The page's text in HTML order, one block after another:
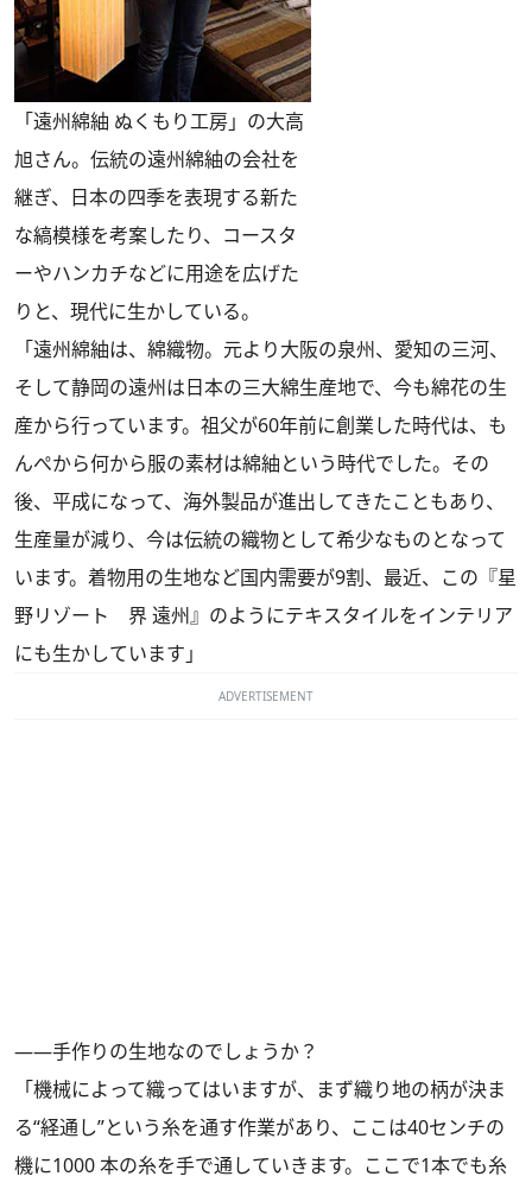
「遠州綿紬 ぬくもり工房」の大高
旭さん。伝統の遠州綿紬の会社を
継ぎ、日本の四季を表現する新た
な縞模様を考案したり、コースタ
ーやハンカチなどに用途を広げた
りと、現代に生かしている。
「遠州綿紬は、綿織物。元より大阪の泉州、愛知の三河、
そして静岡の遠州は日本の三大綿生産地で、今も綿花の生
産から行っています。祖父が60年前に創業した時代は、も
んぺから何から服の素材は綿紬という時代でした。その
後、平成になって、海外製品が進出してきたこともあり、
生産量が減り、今は伝統の織物として希少なものとなって
います。着物用の生地など国内需要が9割、最近、この『星
野リゾート 界 遠州』のようにテキスタイルをインテリア
にも生かしています」
ADVERTISEMENT
――手作りの生地なのでしょうか？
「機械によって織ってはいますが、まず織り地の柄が決ま
る“経通し”という糸を通す作業があり、ここは40センチの
機に1000 本の糸を手で通していきます。ここで1本でも糸